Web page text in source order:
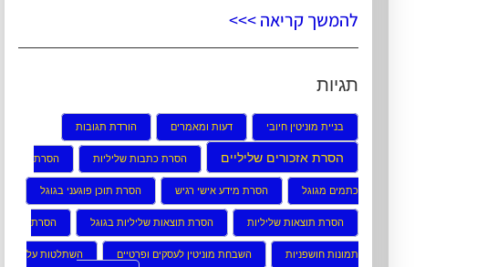
להמשך קריאה >>>
תגיות
בניית מוניטין חיובי דעות ומאמרים הורדת תגובות
הסרת אזכורים שליליים הסרת כתבות שליליות הסרת
כתמים מגוגל הסרת מידע אישי רגיש הסרת תוכן פוגעני בגוגל
הסרת תוצאות שליליות הסרת תוצאות שליליות בגוגל הסרת
תמונות חושפניות השבחת מוניטין לעסקים ופרטיים השתלטות על